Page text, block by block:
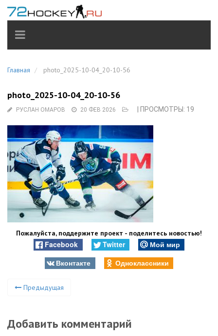
TOGGLE
NAVIGATION
Главная photo_2025-10-04_20-10-56
photo_2025-10-04_20-10-56
РУСЛАН ОМАРОВ 20 ФЕВ 2026 | ПРОСМОТРЫ: 19
Пожалуйста, поддержите проект - поделитесь новостью!
Facebook Twitter
Мой мир
Вконтакте
Одноклассники
Предыдущая
Добавить комментарий